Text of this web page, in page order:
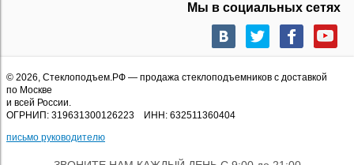
Мы в социальных сетях
© 2026, Стеклоподъем.РФ — продажа стеклоподъемников с доставкой
по Москве
и всей России.
ОГРНИП: 319631300126223 ИНН: 632511360404
письмо руководителю